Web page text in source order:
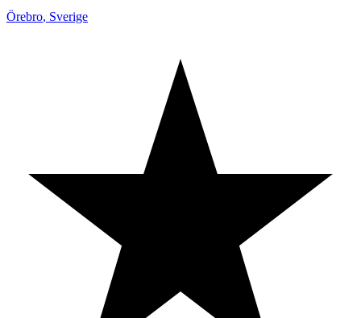
Örebro, Sverige